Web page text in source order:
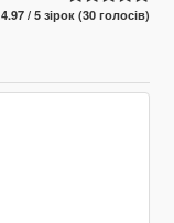
4.97 / 5 зірок (30 голосів)